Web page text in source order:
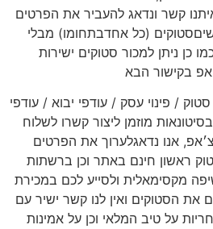
קשר ונדאג להעביר את הפרטים
(כל אחדבתחומו) מבלי
כן ניתן למכור סטוקים ישירות
בקישור הבא
/ פינוי עסק / עודפי יבוא / עודפי
מוזמן ליצור קשרו לשלוח
אנו נדאגלערוך את הפרטים
ראשון חינם באתר וכן ברשתות
מקסימאלית ולסייע לכם במכירת
את הסטוקים ואין לנו קשר ישיר עם
על טיב המלאי וכן על אמינות